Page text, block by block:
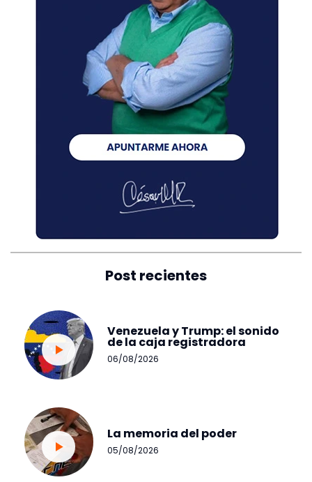
Post recientes
Venezuela y Trump: el sonido
de la caja registradora
06/08/2026
La memoria del poder
05/08/2026